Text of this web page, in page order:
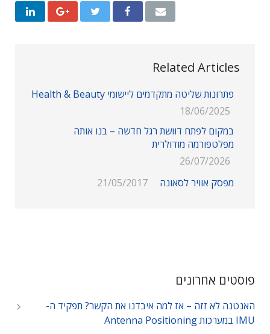
Related Articles
פתרונות שליטה מתקדמים ליישומי Health & Beauty
18/06/2025
במקום לפתח דוושת רגל חדשה – בנו אותה
מפלטפורמה מודולרית
26/07/2026
מפסק אוויר לסאונה
21/05/2017
פוסטים אחרונים
האנטנה לא זזה – אז למה איבדנו את הקשר? תפקיד ה-
IMU במערכות Antenna Positioning